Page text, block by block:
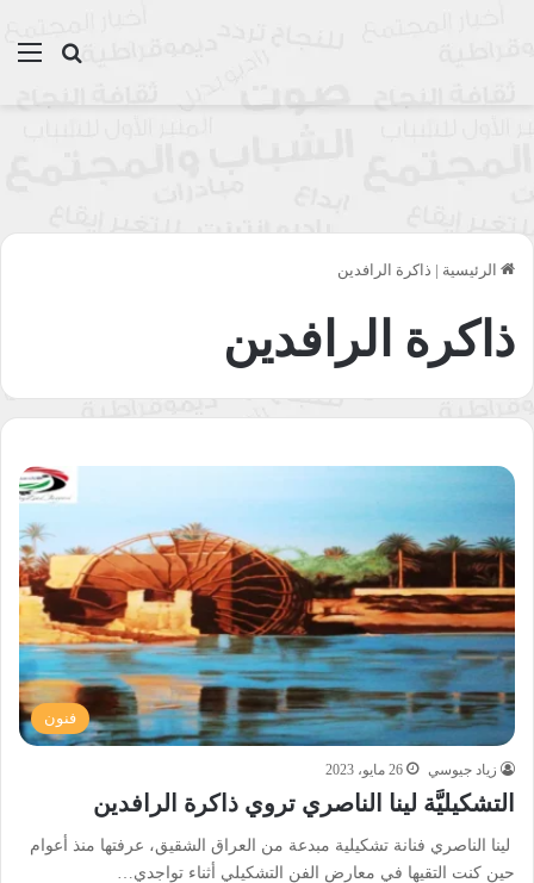
بحث
الرئيسية | ذاكرة الرافدين
ذاكرة الرافدين
فنون
زياد جيوسي 26 مايو، 2023
التشكيليَّة لينا الناصري تروي ذاكرة الرافدين
لينا الناصري فنانة تشكيلية مبدعة من العراق الشقيق، عرفتها منذ أعوام
حين كنت التقيها في معارض الفن التشكيلي أثناء تواجدي…